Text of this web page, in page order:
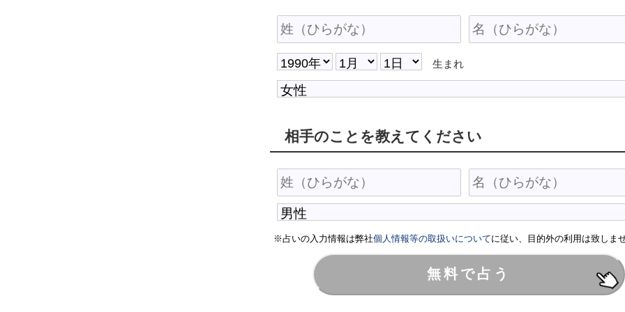
生まれ
相手のことを教えてください
※占いの入力情報は弊社個人情報等の取扱いについてに従い、目的外の利用は致しま